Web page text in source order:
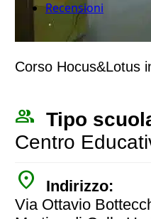
Recensioni
Corso Hocus&Lotus
people_outline Tipo
Centro
place
Indirizzo:
Via Ottavio